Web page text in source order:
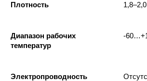
Плотность
Диапазон рабочих
температур
-
Электропроводность